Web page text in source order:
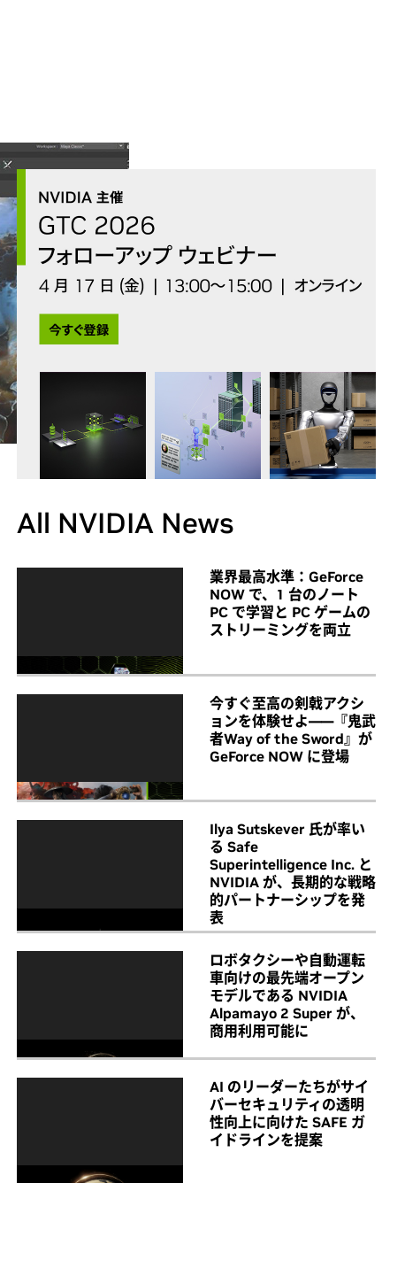
All NVIDIA News
業界最高水準：GeForce
NOW で、1 台のノート
PC で学習と PC ゲームの
ストリーミングを両立
今すぐ至高の剣戟アクシ
ョンを体験せよ――『鬼武
者Way of the Sword』が
GeForce NOW に登場
Ilya Sutskever 氏が率い
る Safe
Superintelligence Inc. と
NVIDIA が、長期的な戦略
的パートナーシップを発
表
ロボタクシーや自動運転
車向けの最先端オープン
モデルである NVIDIA
Alpamayo 2 Super が、
商用利用可能に
AI のリーダーたちがサイ
バーセキュリティの透明
性向上に向けた SAFE ガ
イドラインを提案